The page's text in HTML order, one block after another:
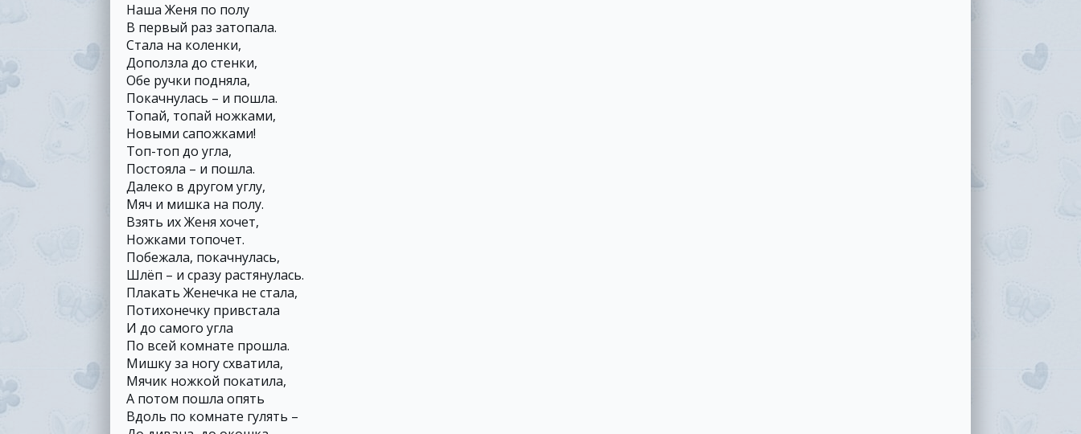
Наша Женя по полу
В первый раз затопала.
Стала на коленки,
Доползла до стенки,
Обе ручки подняла,
Покачнулась – и пошла.
Топай, топай ножками,
Новыми сапожками!
Топ-топ до угла,
Постояла – и пошла.
Далеко в другом углу,
Мяч и мишка на полу.
Взять их Женя хочет,
Ножками топочет.
Побежала, покачнулась,
Шлёп – и сразу растянулась.
Плакать Женечка не стала,
Потихонечку привстала
И до самого угла
По всей комнате прошла.
Мишку за ногу схватила,
Мячик ножкой покатила,
А потом пошла опять
Вдоль по комнате гулять –